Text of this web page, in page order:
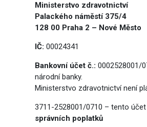
Ministerstvo zdravotnictví
Palackého náměstí 375/4
128 00 Praha 2 – Nové Město
IČ: 00024341
Bankovní účet č.: 0002528001/
národní banky.
Ministerstvo zdravotnictví není
3711-2528001/0710 – tento účet
správních poplatků